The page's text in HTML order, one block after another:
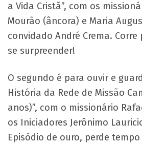
a Vida Cristã”, com os
Mourão (âncora) e Maria
convidado André Crema. Corre
se surpreender!
O segundo é para ouvir e
História da Rede de Missão
anos)”, com o missionário
os Iniciadores Jerônimo
Episódio de ouro, perde